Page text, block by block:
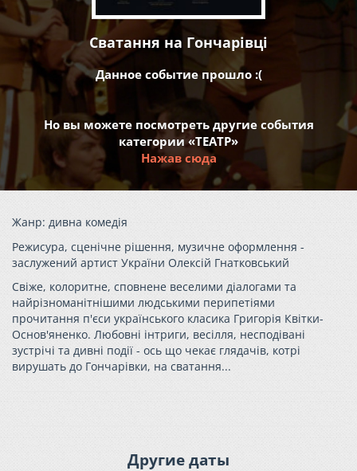
Сватання на Гончарівці
Данное событие прошло :(
Но вы можете посмотреть другие события
категории «ТЕАТР»
Нажав сюда
Жанр: дивна комедія
Режисура, сценічне рішення, музичне оформлення -
заслужений артист України Олексій Гнатковський
Свіже, колоритне, сповнене веселими діалогами та
найрізноманітнішими людськими перипетіями
прочитання п'єси українського класика Григорія Квітки-
Основ'яненко. Любовні інтриги, весілля, несподівані
зустрічі та дивні події - ось що чекає глядачів, котрі
вирушать до Гончарівки, на сватання...
Другие даты